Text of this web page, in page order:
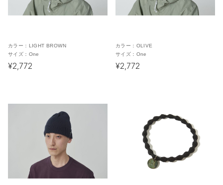
カラー： LIGHT BROWN
サイズ： One
¥2,772
カラー： OLIVE
サイズ： One
¥2,772